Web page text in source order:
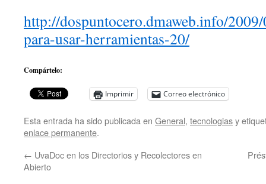
http://dospuntocero.dmaweb.info/
para-usar-herramientas-20/
Compártelo:
Imprimir Correo electrónico
Esta entrada ha sido publicada en General, tecnologiasy
enlace permanente.
← UvaDoc en los Directorios y Recolectores en
Abierto